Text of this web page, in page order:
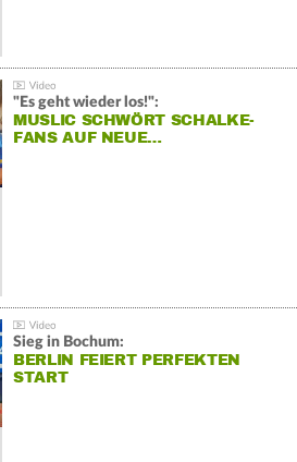
"Es geht wieder los!":
MUSLIC SCHWÖRT SCHALKE-
FANS AUF NEUE…
Sieg in Bochum:
BERLIN FEIERT PERFEKTEN
START